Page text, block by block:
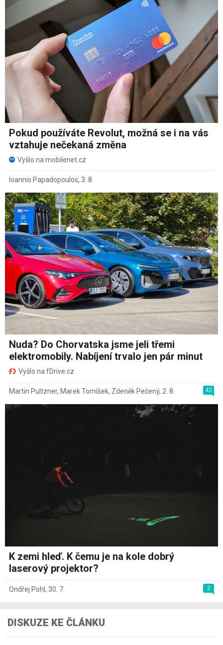
Pokud používáte Revolut, možná se i na vás
vztahuje nečekaná změna
Vyšlo na mobilenet.cz
Ioannis Papadopoulos, 3. 8.
Nuda? Do Chorvatska jsme jeli třemi
elektromobily. Nabíjení trvalo jen pár minut
Vyšlo na fDrive.cz
42
Martin Pultzner, Marek Tomíšek, Zdeněk Pečený, 2. 8.
K zemi hleď. K čemu je na kole dobrý
laserový projektor?
2
Ondřej Pohl , 30. 7.
DISKUZE KE ČLÁNKU